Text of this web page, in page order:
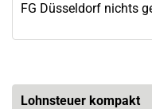
FG Düsseldorf nichts
Lohnsteuer kompakt